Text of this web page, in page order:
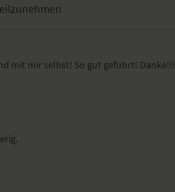
mit mir selbst! So gut geführt! Danke!!!